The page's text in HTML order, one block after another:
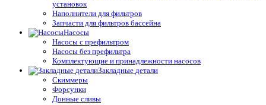
установок
Наполнители для фильтров
Запчасти для фильтров бассейна
Насосы
Насосы с префильтром
Насосы без префильтра
Комплектующие и принадлежности насосов
Закладные детали
Скиммеры
Форсунки
Донные сливы